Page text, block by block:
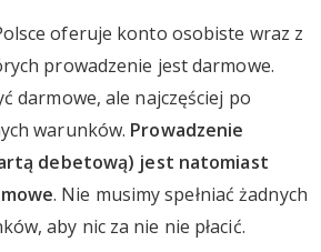
oferuje konto osobiste wraz z
prowadzenie jest darmowe.
darmowe, ale najczęściej po
warunków. Prowadzenie
debetową) jest natomiast
. Nie musimy spełniać żadnych
aby nic za nie nie płacić.